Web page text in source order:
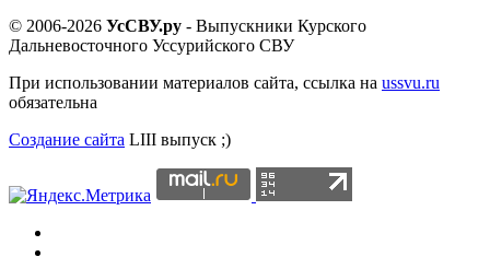
© 2006-2026 УсСВУ.ру - Выпускники Курского
Дальневосточного Уссурийского СВУ
При использовании материалов сайта, ссылка на ussvu.ru
обязательна
Создание сайта LIII выпуск ;)